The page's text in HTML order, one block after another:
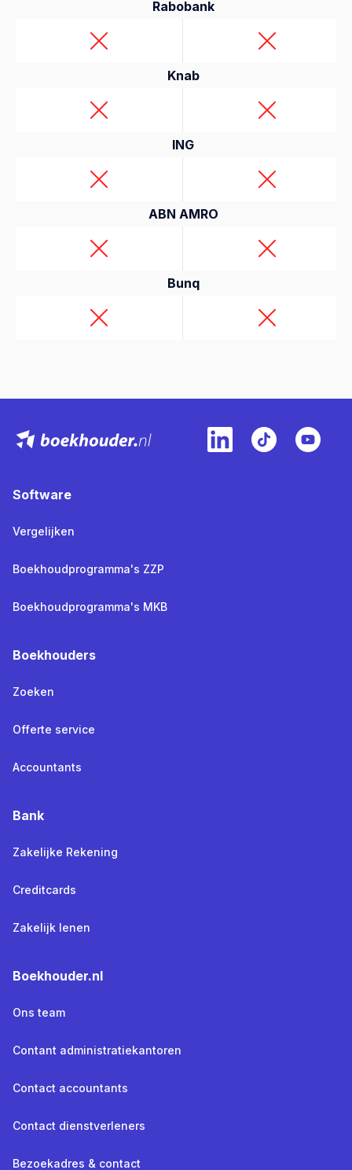
Rabobank
Knab
ING
ABN AMRO
Bunq
Software
Vergelijken
Boekhoudprogramma's ZZP
Boekhoudprogramma's MKB
Boekhouders
Zoeken
Offerte service
Accountants
Bank
Zakelijke Rekening
Creditcards
Zakelijk lenen
Boekhouder.nl
Ons team
Contant administratiekantoren
Contact accountants
Contact dienstverleners
Bezoekadres & contact